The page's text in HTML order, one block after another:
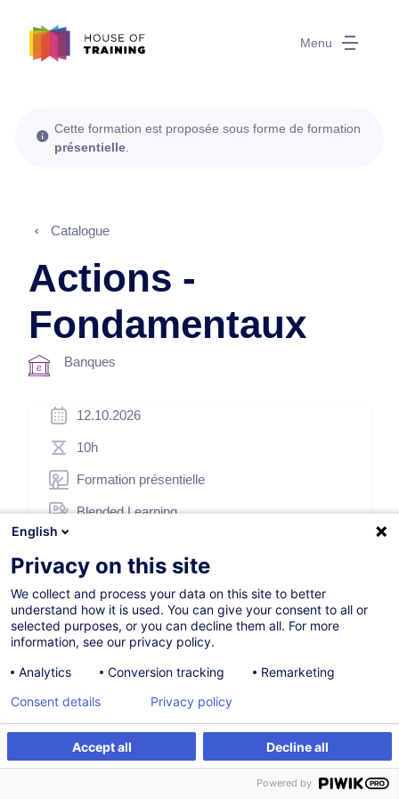
Menu
S'inscrire Formation sur mesure
Cette formation est proposée sous forme de formation
présentielle
Catalogue
Actions -
Fondamentaux
Banques
12.10.2026
10h
Formation présentielle
Blended Learning
French / Français
000036
250,00 EUR*(+3% TVA)
Prix d’inscription de base, variable selon options choisies.
S'inscrire
Formation sur mesure
English
Privacy on this site
We collect and process your data on this site to better
understand how it is used. You can give your consent to all or
selected purposes, or you can decline them all. For more
information, see our privacy policy.
Analytics
Conversion tracking Remarketing
Accept all Decline all
Consent details Privacy policy
Powered by